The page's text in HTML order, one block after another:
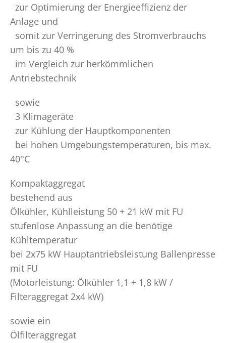
zur Optimierung der Energieeffizienz der
Anlage und
somit zur Verringerung des Stromverbrauchs
um bis zu 40 %
im Vergleich zur herkömmlichen
Antriebstechnik
sowie
3 Klimageräte
zur Kühlung der Hauptkomponenten
bei hohen Umgebungstemperaturen, bis max.
40°C
Kompaktaggregat
bestehend aus
Ölkühler, Kühlleistung 50 + 21 kW mit FU
stufenlose Anpassung an die benötige
Kühltemperatur
bei 2x75 kW Hauptantriebsleistung Ballenpresse
mit FU
(Motorleistung: Ölkühler 1,1 + 1,8 kW /
Filteraggregat 2x4 kW)
sowie ein
Ölfilteraggregat